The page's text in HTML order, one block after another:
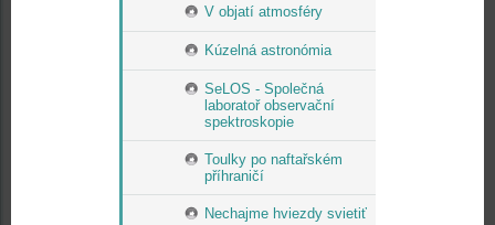
V objatí atmosféry
Kúzelná astronómia
SeLOS - Společná
laboratoř observační
spektroskopie
Toulky po naftařském
příhraničí
Nechajme hviezdy svietiť